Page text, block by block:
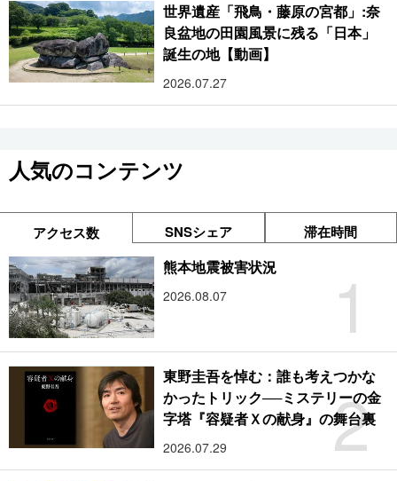
世界遺産「飛鳥・藤原の宮都」:奈
良盆地の田園風景に残る「日本」
誕生の地【動画】
2026.07.27
人気のコンテンツ
アクセス数 SNSシェア 滞在時間
1
熊本地震被害状況
2026.08.07
2
東野圭吾を悼む：誰も考えつかな
かったトリック──ミステリーの金
字塔『容疑者Ｘの献身』の舞台裏
2026.07.29